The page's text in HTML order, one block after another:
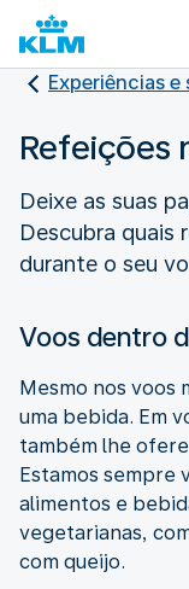
Experiências
Refeições
Deixe as suas
Descubra quais
durante o seu
Voos dentro
Mesmo nos voos
uma bebida. Em
também lhe
Estamos sempre
alimentos e
vegetarianas,
com queijo.